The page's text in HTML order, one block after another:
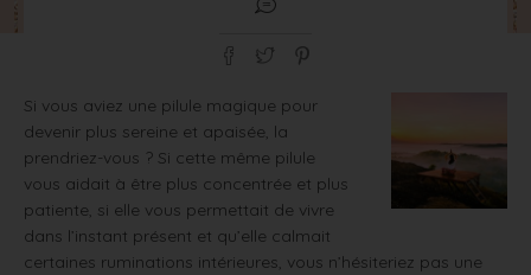
Si vous aviez une pilule magique pour
devenir plus sereine et apaisée, la
prendriez-vous ? Si cette même pilule
vous aidait à être plus concentrée et plus
patiente, si elle vous permettait de vivre
dans l’instant présent et qu’elle calmait
certaines ruminations intérieures, vous n’hésiteriez pas une